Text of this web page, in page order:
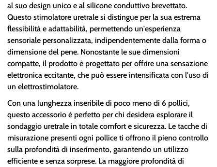
al suo design unico e al silicone conduttivo brevettato.
Questo stimolatore uretrale si distingue per la sua estrema
flessibilità e adattabilità, permettendo un'esperienza
sensoriale personalizzata, indipendentemente dalla forma o
dimensione del pene. Nonostante le sue dimensioni
compatte, il prodotto è progettato per offrire una sensazione
elettronica eccitante, che può essere intensificata con l'uso di
un elettrostimolatore.
Con una lunghezza inseribile di poco meno di 6 pollici,
questo accessorio è perfetto per chi desidera esplorare il
sondaggio uretrale in totale comfort e sicurezza. Le tacche di
misurazione presenti ogni pollice ti offrono il pieno controllo
sulla profondità di inserimento, garantendo un utilizzo
efficiente e senza sorprese. La maggiore profondità di